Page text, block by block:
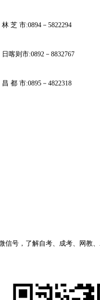
芝 市:0894－5822294
则市:0892－8832767
都 市:0895－4822318
号，了解自考、成考、网教、